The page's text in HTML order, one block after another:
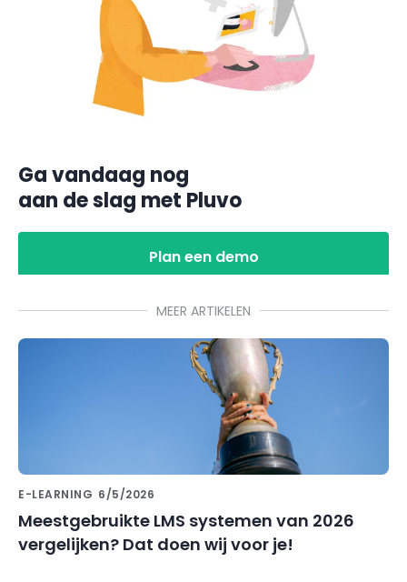
Ga vandaag nog
aan de slag met Pluvo
Plan een demo
MEER ARTIKELEN
E-LEARNING 6/5/2026
Meestgebruikte LMS systemen van 2026
vergelijken? Dat doen wij voor je!